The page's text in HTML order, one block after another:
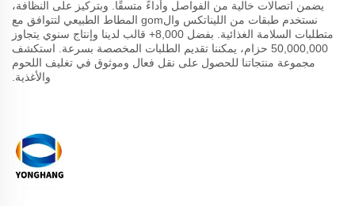
يضمن اتصالات خالية من الفواصل وأداءً متسقًا. وبتركيز على النظافة،
نستخدم طبقات من الليناتكس والgom المطاط الطبيعي لتتوافق مع
متطلبات السلامة الغذائية. بفضل 8,000+ قالب لدينا وإنتاج سنوي يتجاوز
50,000,000 حزام، يمكننا تقديم الطلبات المخصصة بسرعة. استكشف
مجموعة منتجاتنا للحصول على نقل فعال وموثوق في تغليف اللحوم
والأغذية.